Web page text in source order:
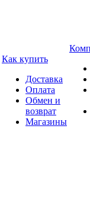
Как купить
Доставка
Оплата
Обмен и
возврат
Магазины